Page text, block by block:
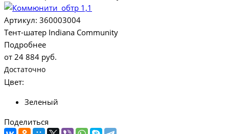
Артикул: 360003004
Тент-шатер Indiana Community
Подробнее
от 24 884 руб.
Достаточно
Цвет:
Зеленый
Поделиться